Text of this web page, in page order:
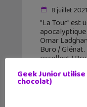
8 juillet 2021
"La Tour" est
Omar
Buro /
excellent !
Geek Junior
chocolat)